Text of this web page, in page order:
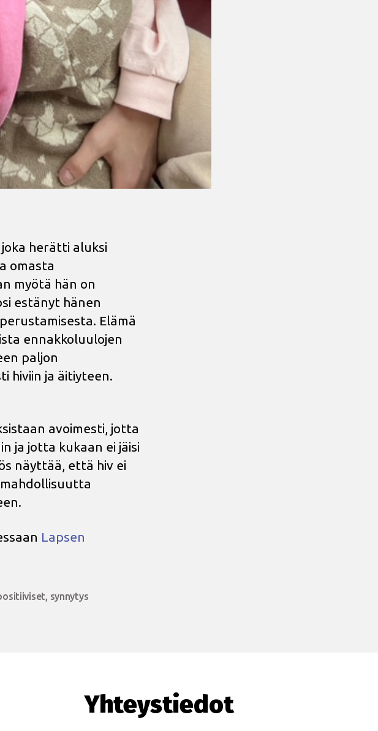
joka herätti aluksi
omasta
myötä hän on
estänyt hänen
Elämä
ennakkoluulojen
paljon
hiviin ja äitiyteen.
avoimesti, jotta
ja jotta kukaan ei jäisi
näyttää, että hiv ei
Lapsen
, synnytys
Yhteystiedot